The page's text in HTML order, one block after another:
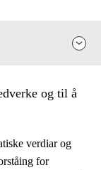
og til å
verdiar og
for